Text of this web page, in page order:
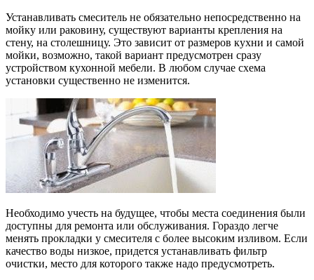
Устанавливать смеситель не обязательно непосредственно на
мойку или раковину, существуют варианты крепления на
стену, на столешницу. Это зависит от размеров кухни и самой
мойки, возможно, такой вариант предусмотрен сразу
устройством кухонной мебели. В любом случае схема
установки существенно не изменится.
Необходимо учесть на будущее, чтобы места соединения были
доступны для ремонта или обслуживания. Гораздо легче
менять прокладки у смесителя с более высоким изливом. Если
качество воды низкое, придется устанавливать фильтр
очистки, место для которого также надо предусмотреть.